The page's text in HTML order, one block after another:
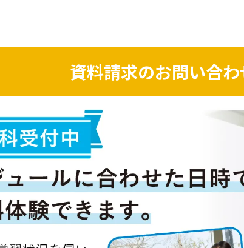
資料請求のお問い合わ